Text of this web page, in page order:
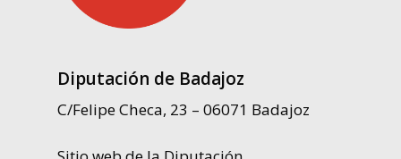
Diputación de Badajoz
C/Felipe Checa, 23 – 06071 Badajoz